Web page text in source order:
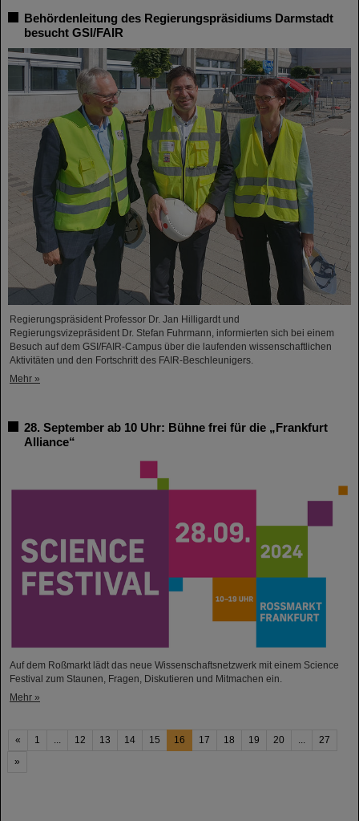
Behördenleitung des Regierungspräsidiums Darmstadt
besucht GSI/FAIR
Regierungspräsident Professor Dr. Jan Hilligardt und
Regierungsvizepräsident Dr. Stefan Fuhrmann, informierten sich bei einem
Besuch auf dem GSI/FAIR-Campus über die laufenden wissenschaftlichen
Aktivitäten und den Fortschritt des FAIR-Beschleunigers.
Mehr »
28. September ab 10 Uhr: Bühne frei für die „Frankfurt
Alliance“
Auf dem Roßmarkt lädt das neue Wissenschaftsnetzwerk mit einem Science
Festival zum Staunen, Fragen, Diskutieren und Mitmachen ein.
Mehr »
« 1 ... 12 13 14 15 16 17 18 19 20 ...
27
»